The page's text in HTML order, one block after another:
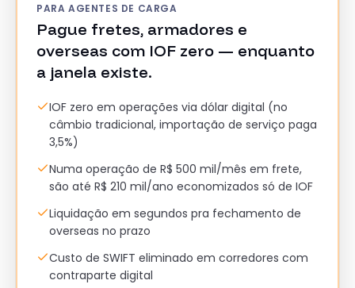
PARA AGENTES DE CARGA
Pague fretes, armadores e
overseas com IOF zero — enquanto
a janela existe.
IOF zero em operações via dólar digital (no
câmbio tradicional, importação de serviço paga
3,5%)
Numa operação de R$ 500 mil/mês em frete,
são até R$ 210 mil/ano economizados só de IOF
Liquidação em segundos pra fechamento de
overseas no prazo
Custo de SWIFT eliminado em corredores com
contraparte digital